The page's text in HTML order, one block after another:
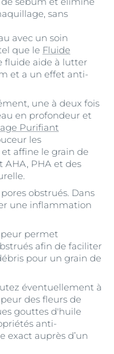
sans
avec un soin
que le Fluide
fluide aide à lutter
et a un effet anti-
une à deux fois
en profondeur et
Purifiant
les
affine le grain de
AHA, PHA et des
obstrués. Dans
une inflammation
permet
afin de faciliter
pour un grain de
éventuellement à
des fleurs de
gouttes d'huile
anti-
exact auprès d’un